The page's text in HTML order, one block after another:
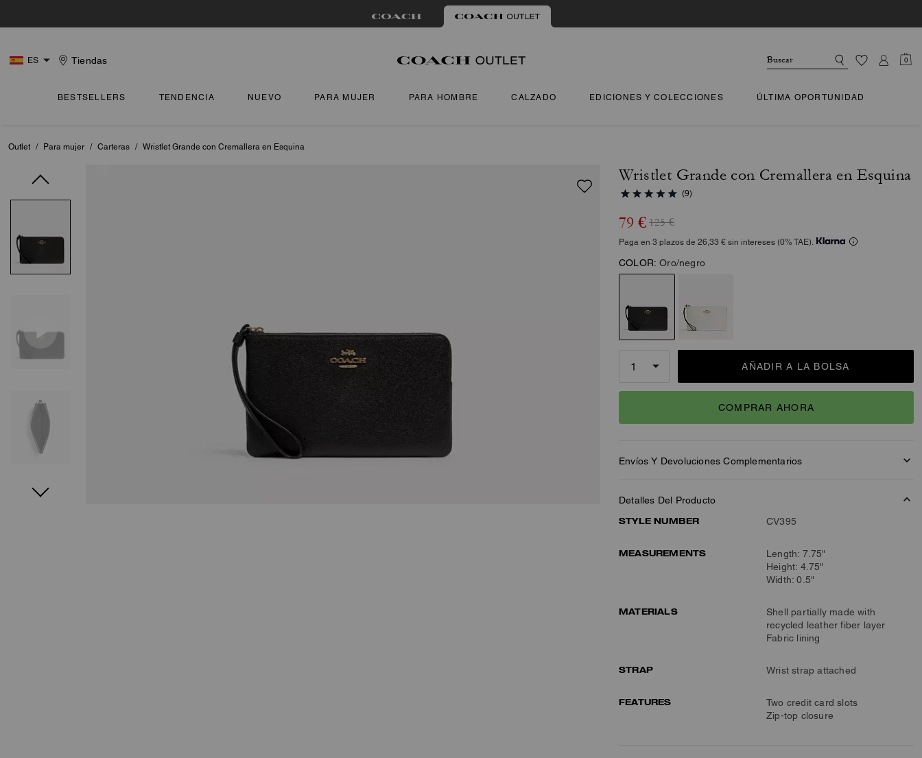
ES Tiendas 0
BESTSELLERS TENDENCIA NUEVO PARA MUJER PARA HOMBRE CALZADO EDICIONES Y COLECCIONES ÚLTIMA OPORTUNIDAD
Outlet / Para mujer / Carteras / Wristlet Grande con Cremallera en Esquina
Wristlet Grande con Cremallera en Esquina
(9)
79 € 125 €
Paga en 3 plazos de 26,33 € sin intereses (0% TAE).
COLOR: Oro/negro
AÑADIR A LA BOLSA
COMPRAR AHORA
Envíos Y Devoluciones Complementarios
Detalles Del Producto
STYLE NUMBER
CV395
MEASUREMENTS
Length: 7.75"
Height: 4.75"
Width: 0.5"
MATERIALS
Shell partially made with
recycled leather fiber layer
Fabric lining
STRAP Wrist strap attached
FEATURES
Two credit card slots
Zip-top closure